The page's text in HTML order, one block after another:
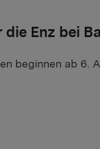
die Enz bei
beginnen ab 6.